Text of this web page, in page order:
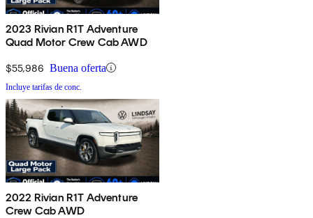
2023 Rivian R1T Adventure
Quad Motor Crew Cab AWD
$55,986 Buena oferta
Incluye tarifas de conc.
2022 Rivian R1T Adventure
Crew Cab AWD